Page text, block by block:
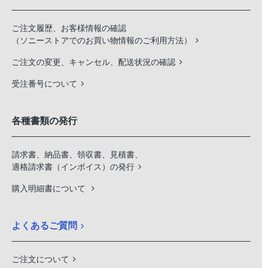
ご注文履歴、お客様情報の確認
（ソニーストアでのお買い物情報のご利用方法）
ご注文の変更、キャンセル、配送状況の確認
受注番号について
各種書類の発行
請求書、納品書、領収書、見積書、
適格請求書（インボイス）の発行
購入明細書について
よくあるご質問
ご注文について